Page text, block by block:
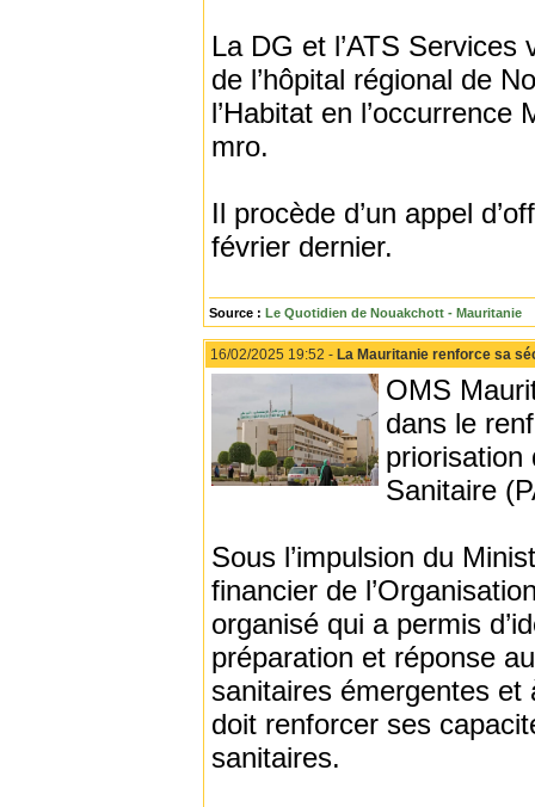
La DG et l’ATS
de l’hôpital régional de
l’Habitat en
mro.
Il procède d’un appel
février dernier.
Source : Le Quotidien de Nouakchott - Mauritanie
16/02/2025 19:52 - La Mauritanie renforce sa
OMS
dans le
priorisation
Sanitaire
Sous l’impulsion du
financier de
organisé qui a permis
préparation et réponse
sanitaires émergentes
doit renforcer ses
sanitaires.